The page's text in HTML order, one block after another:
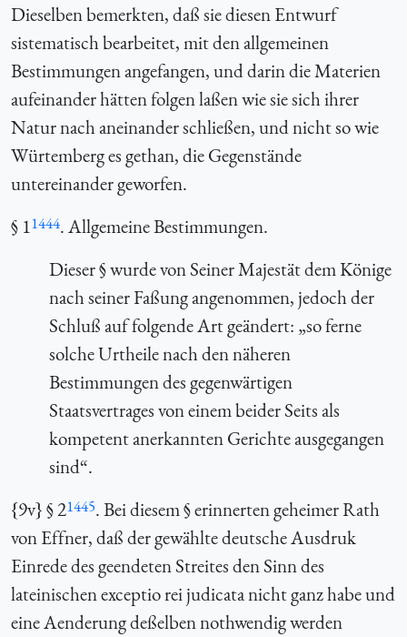
Dieselben bemerkten, daß sie diesen Entwurf
sistematisch bearbeitet, mit den allgemeinen
Bestimmungen angefangen, und darin die Materien
aufeinander hätten folgen laßen wie sie sich ihrer
Natur nach aneinander schließen, und nicht so wie
Würtemberg es gethan, die Gegenstände
untereinander geworfen.
§ 11444. Allgemeine Bestimmungen.
Dieser § wurde von Seiner Majestät dem Könige
nach seiner Faßung angenommen, jedoch der
Schluß auf folgende Art geändert: „so ferne
solche Urtheile nach den näheren
Bestimmungen des gegenwärtigen
Staatsvertrages von einem beider Seits als
kompetent anerkannten Gerichte ausgegangen
sind“.
{9v} § 21445. Bei diesem § erinnerten geheimer Rath
von Effner, daß der gewählte deutsche Ausdruk
Einrede des geendeten Streitesden Sinn des
lateinischen exceptio rei judicata nicht ganz habe und
eine Aenderung deßelben nothwendig werden